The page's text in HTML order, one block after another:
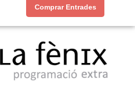
Comprar Entrades